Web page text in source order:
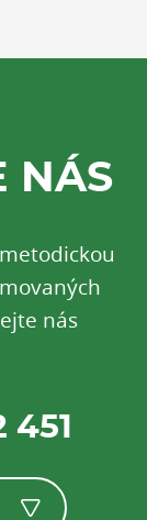
NÁS
nás
451